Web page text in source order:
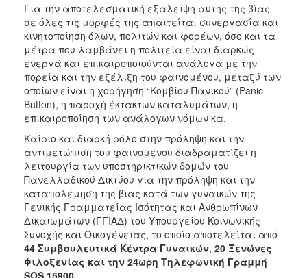
Για την αποτελεσματική εξάλειψη αυτής της βίας
σε όλες τις μορφές της απαιτείται συνεργασία και
κινητοποίηση όλων, πολιτών και φορέων, όσο και τα
μέτρα που λαμβάνει η πολιτεία είναι διαρκώς
ενεργά και επικαιροποιούνται ανάλογα με την
πορεία και την εξέλιξη του φαινομένου, μεταξύ των
οποίων είναι η χορήγηση “Κομβίου Πανικού” (Panic
Button), η παροχή έκτακτων καταλυμάτων, η
επικαιροποίηση των ανάλογων νόμων κα.
Καίριο και διαρκή ρόλο στην πρόληψη και την
αντιμετώπιση του φαινομένου διαδραματίζει η
λειτουργία των υποστηρικτικών δομών του
Πανελλαδικού Δικτύου για την πρόληψη και την
καταπολέμηση της βίας κατά των γυναικών της
Γενικής Γραμματείας Ισότητας και Ανθρωπίνων
Δικαιωμάτων (ΓΓΙΑΔ) του Υπουργείου Κοινωνικής
Συνοχής και Οικογένειας, το οποίο αποτελείται από
44 Συμβουλευτικά Κέντρα Γυναικών, 20 Ξενώνες
Φιλοξενίας και την 24ωρη Τηλεφωνική Γραμμή
SOS 15900.